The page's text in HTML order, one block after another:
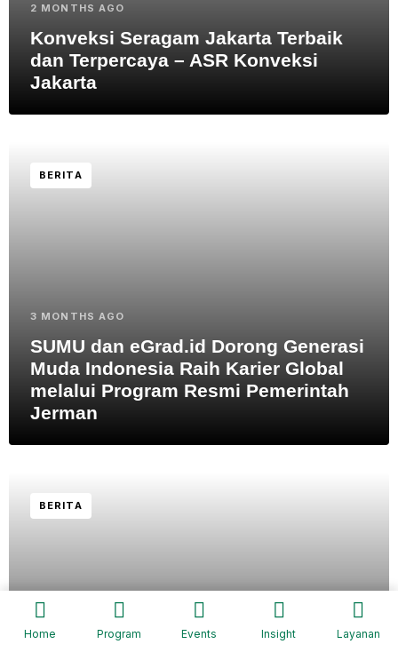
2 MONTHS AGO
Konveksi Seragam Jakarta Terbaik
dan Terpercaya – ASR Konveksi
Jakarta
BERITA
3 MONTHS AGO
SUMU dan eGrad.id Dorong Generasi
Muda Indonesia Raih Karier Global
melalui Program Resmi Pemerintah
Jerman
BERITA
Home Program Events Insight Layanan